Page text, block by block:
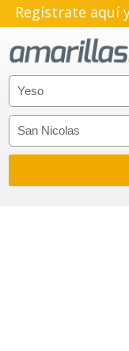
Regístrate aquí